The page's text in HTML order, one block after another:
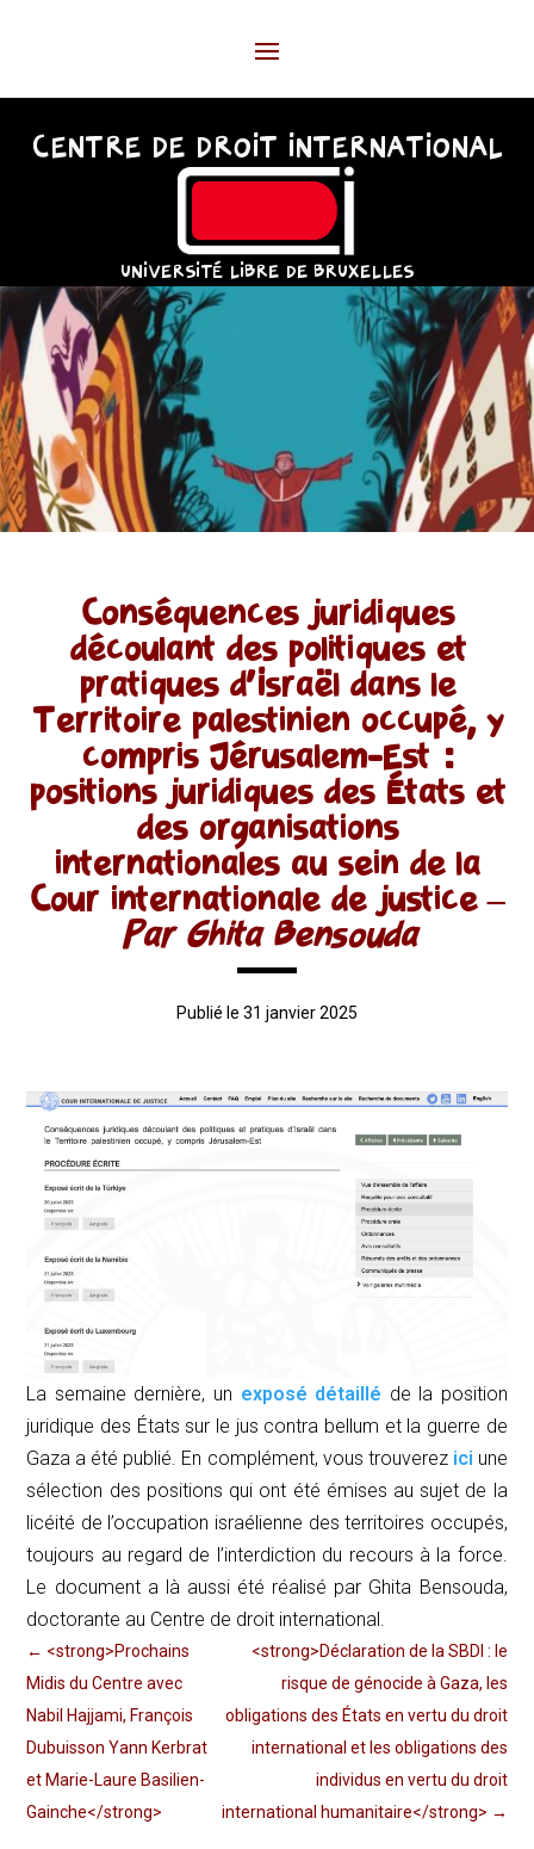
CENTRE DE DROIT INTERNATIONAL
UNIVERSITÉ LIBRE DE BRUXELLES
Conséquences juridiques
découlant des politiques et
pratiques d’Israël dans le
Territoire palestinien occupé, y
compris Jérusalem-Est :
positions juridiques des États et
des organisations
internationales au sein de la
Cour internationale de justice–
Par Ghita Bensouda
Publié le 31 janvier 2025
La semaine dernière, un exposé détaillé de la position
juridique des États sur le jus contra bellum et la guerre de
Gaza a été publié. En complément, vous trouverez ici une
sélection des positions qui ont été émises au sujet de la
licéité de l’occupation israélienne des territoires occupés,
toujours au regard de l’interdiction du recours à la force.
Le document a là aussi été réalisé par Ghita Bensouda,
doctorante au Centre de droit international.
← <strong>Prochains
Midis du Centre avec
Nabil Hajjami, François
Dubuisson Yann Kerbrat
et Marie-Laure Basilien-
Gainche</strong>
<strong>Déclaration de la SBDI : le
risque de génocide à Gaza, les
obligations des États en vertu du droit
international et les obligations des
individus en vertu du droit
international humanitaire</strong> →